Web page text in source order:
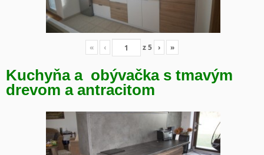
« ‹ z5 › »
Kuchyňa a obývačka s tmavým
drevom a antracitom